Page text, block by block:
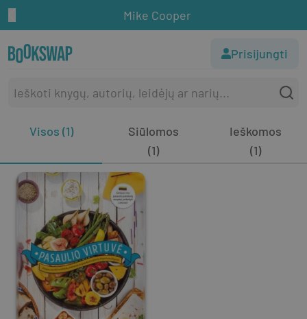
Mike Cooper
Prisijungti
Visos (1)
Siūlomos
(1)
Ieškomos
(1)